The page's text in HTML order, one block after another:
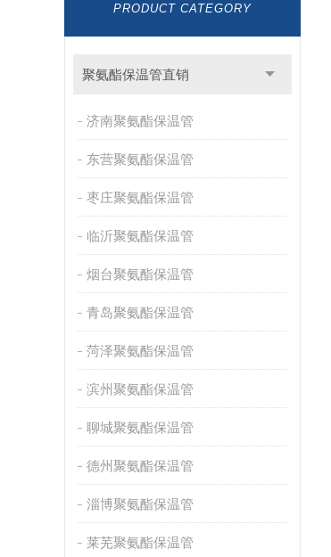
PRODUCT CATEGORY
聚氨酯保温管直销
济南聚氨酯保温管
东营聚氨酯保温管
枣庄聚氨酯保温管
临沂聚氨酯保温管
烟台聚氨酯保温管
青岛聚氨酯保温管
菏泽聚氨酯保温管
滨州聚氨酯保温管
聊城聚氨酯保温管
德州聚氨酯保温管
淄博聚氨酯保温管
莱芜聚氨酯保温管